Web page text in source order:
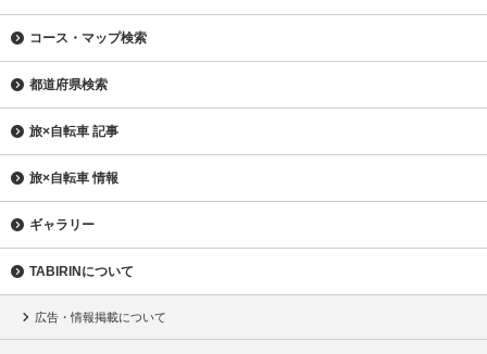
コース・マップ検索
都道府県検索
旅×自転車 記事
旅×自転車 情報
ギャラリー
TABIRINについて
広告・情報掲載について